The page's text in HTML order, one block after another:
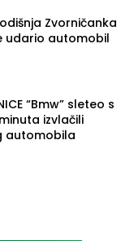
Zvorničanka
udario automobil
“Bmw” sleteo s
izvlačili
automobila